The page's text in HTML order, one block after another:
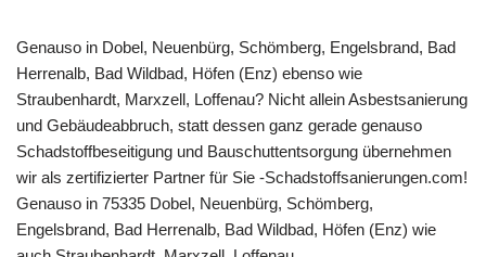
Genauso in Dobel, Neuenbürg, Schömberg, Engelsbrand, Bad
Herrenalb, Bad Wildbad, Höfen (Enz) ebenso wie
Straubenhardt, Marxzell, Loffenau? Nicht allein Asbestsanierung
und Gebäudeabbruch, statt dessen ganz gerade genauso
Schadstoffbeseitigung und Bauschuttentsorgung übernehmen
wir als zertifizierter Partner für Sie -Schadstoffsanierungen.com!
Genauso in 75335 Dobel, Neuenbürg, Schömberg,
Engelsbrand, Bad Herrenalb, Bad Wildbad, Höfen (Enz) wie